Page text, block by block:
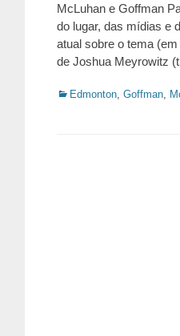
McLuhan e Goffman
do lugar, das mídias e
atual sobre o tema
de Joshua Meyrowitz
Categorias:
Edmonton, Goffman,